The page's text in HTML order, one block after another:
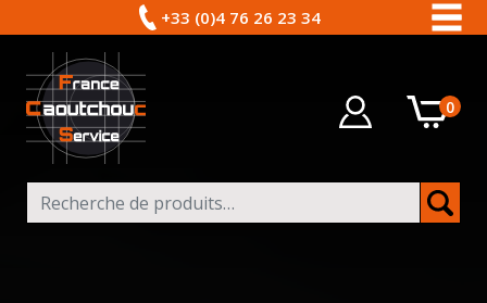
+33 (0)4 76 26 23 34
0
Recherche pour :